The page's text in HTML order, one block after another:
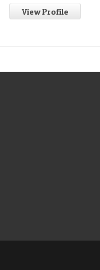
View Profile